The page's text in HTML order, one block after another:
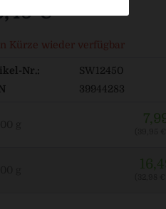
€ *
Kürze wieder verfügbar
Nr.:
SW12450
39944283